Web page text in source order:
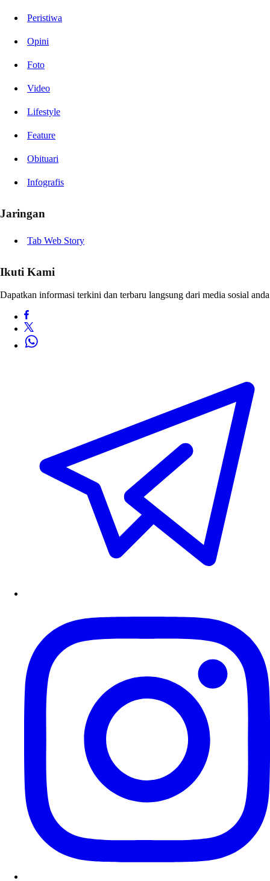
Peristiwa
Opini
Foto
Video
Lifestyle
Feature
Obituari
Infografis
Jaringan
Tab Web Story
Ikuti Kami
Dapatkan informasi terkini dan terbaru langsung dari media sosial anda